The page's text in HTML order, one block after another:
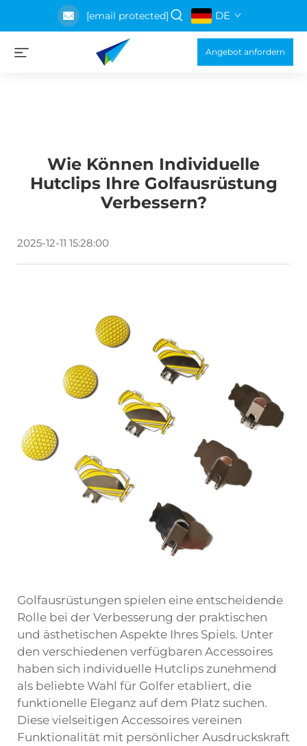
[email protected] DE
Angebot anfordern
Wie Können Individuelle
Hutclips Ihre Golfausrüstung
Verbessern?
2025-12-11 15:28:00
Golfausrüstungen spielen eine entscheidende
Rolle bei der Verbesserung der praktischen
und ästhetischen Aspekte Ihres Spiels. Unter
den verschiedenen verfügbaren Accessoires
haben sich individuelle Hutclips zunehmend
als beliebte Wahl für Golfer etabliert, die
funktionelle Eleganz auf dem Platz suchen.
Diese vielseitigen Accessoires vereinen
Funktionalität mit persönlicher Ausdruckskraft